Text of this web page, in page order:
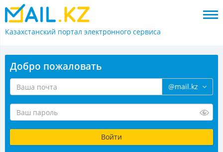
Казахстанский портал электронного сервиса
Добро пожаловать
@mail.kz